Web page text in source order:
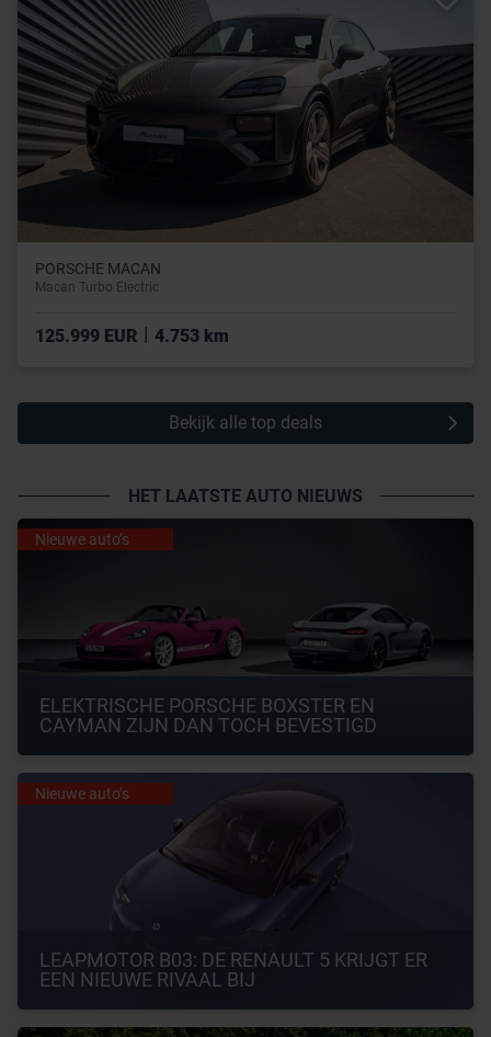
PORSCHE MACAN
Macan Turbo Electric
125.999 EUR 4.753 km
Bekijk alle top deals
HET LAATSTE AUTO NIEUWS
Nieuwe auto’s
ELEKTRISCHE PORSCHE BOXSTER EN
CAYMAN ZIJN DAN TOCH BEVESTIGD
Nieuwe auto’s
LEAPMOTOR B03: DE RENAULT 5 KRIJGT ER
EEN NIEUWE RIVAAL BIJ